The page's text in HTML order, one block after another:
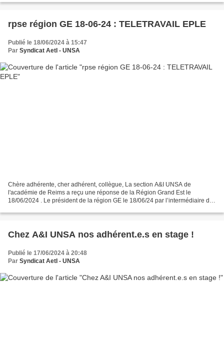
rpse région GE 18-06-24 : TELETRAVAIL EPLE
Publié le 18/06/2024 à 15:47
Par Syndicat AetI - UNSA
Chère adhérente, cher adhérent, collègue, La section A&I UNSA de
l'académie de Reims a reçu une réponse de la Région Grand Est le
18/06/2024 . Le président de la région GE le 18/06/24 par l’intermédiaire de
Chez A&I UNSA nos adhérent.e.s en stage !
Publié le 17/06/2024 à 20:48
Par Syndicat AetI - UNSA